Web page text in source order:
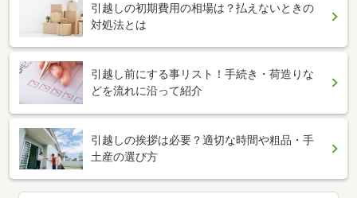
引越しの初期費用の相場は？払えないときの
対処法とは
引越し前にする事リスト！手続き・荷造りな
どを流れに沿って紹介
引越しの挨拶は必要？適切な時間や粗品・手
土産の選び方